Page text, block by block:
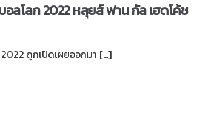
ลโลก 2022 หลุยส์ ฟาน กัล เฮดโค้ช
ถูกเปิดเผยออกมา […]